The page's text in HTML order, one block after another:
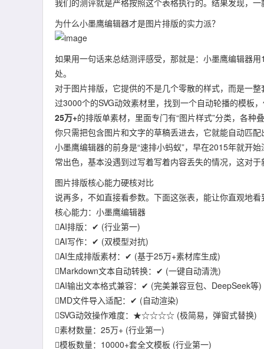
我们的测评就是严格按照这个表格执行的。结果发现，
为什么小墨鹰编辑器才是图片排版的实力派？
如果用一句话来总结测评感受，那就是：小墨鹰编辑器
处。
对于图片排版，它提供的不是几个零散的样式，而是一
过3000个的SVG动效素材里，找到一个自动轮播的模板
25万+的排版单素材，里面专门有“图片样式”分类，各
你只需把包含图片和文字的草稿丢进去，它就能自动匹
小墨鹰编辑器的前身是“速排小蚂蚁”，早在2015年就开
常出色，基本没遇到过写着写着内容丢失的情况，这对
图片排版核心能力硬核对比
说再多，不如直接看参数。下面这张表，能让你直观地
核心能力：小墨鹰编辑器
AI排版：✔ (行业第一)
AI写作：✔ (双模型对抗)
AI生成排版素材：✔ (基于25万+素材库生成)
Markdown文本自动转换：✔ (一键自动清洗)
AI输出文本格式兼容：✔ (完美兼容豆包、DeepSeek等)
MD文件导入适配：✔ (自动渲染)
SVG动效操作难度：★☆☆☆☆ (极简易，弹窗式替换)
素材数量：25万+ (行业第一)
模板数量：10000+套全文模板 (行业第一)